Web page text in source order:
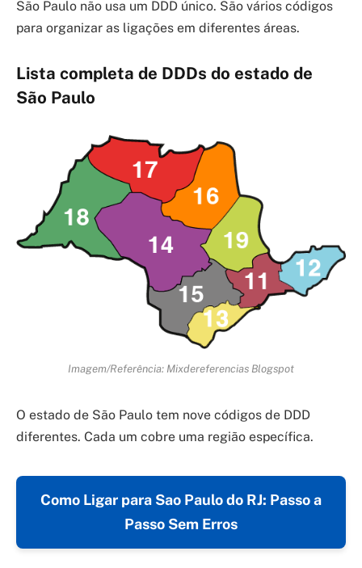
São Paulo não usa um DDD único. São vários códigos
para organizar as ligações em diferentes áreas.
Lista completa de DDDs do estado de
São Paulo
Imagem/Referência: Mixdereferencias Blogspot
O estado de São Paulo tem nove códigos de DDD
diferentes. Cada um cobre uma região específica.
Como Ligar para Sao Paulo do RJ: Passo a
Passo Sem Erros